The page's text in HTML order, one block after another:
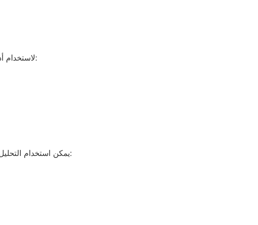
لاستخدام أدوات التحليل الفني بشكل فعّال على منصة وان اكس بت، يجب على المستثمرين اتباع بعض الخطوات الأساسية:
يمكن استخدام التحليل الفني بطرق مختلفة لتحقيق نجاح أكبر في سوق التداول. هناك العديد من الاستراتيجيات التي يمكن اتباعها، مثل: